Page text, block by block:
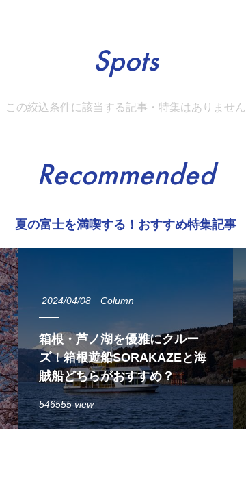
Spots
この絞込条件に該当する記事・特集はありません
Recommended
夏の富士を満喫する！おすすめ特集記事
2024/04/08 Column
箱根・芦ノ湖を優雅にクルー
ズ！箱根遊船SORAKAZEと海
賊船どちらがおすすめ？
546555 view